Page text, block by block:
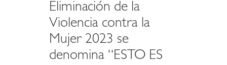
Eliminación de la
Violencia contra la
Mujer 2023 se
denomina “ESTO ES